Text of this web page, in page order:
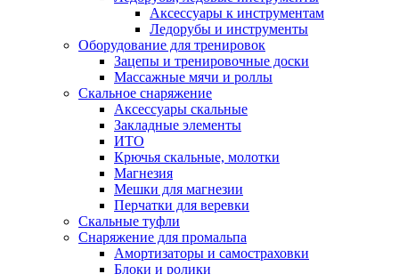
Аксессуары к инструментам
Ледорубы и инструменты
Оборудование для тренировок
Зацепы и тренировочные доски
Массажные мячи и роллы
Скальное снаряжение
Аксессуары скальные
Закладные элементы
ИТО
Крючья скальные, молотки
Магнезия
Мешки для магнезии
Перчатки для веревки
Скальные туфли
Снаряжение для промальпа
Амортизаторы и самостраховки
Блоки и ролики